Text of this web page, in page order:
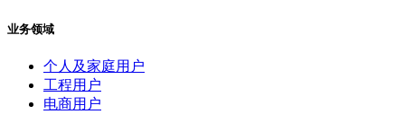
业务领域
个人及家庭用户
工程用户
电商用户